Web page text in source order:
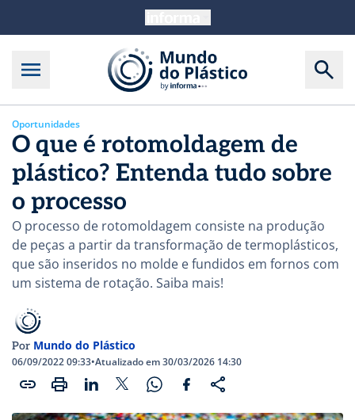
Oportunidades
O que é rotomoldagem de
plástico? Entenda tudo sobre
o processo
O processo de rotomoldagem consiste na produção
de peças a partir da transformação de termoplásticos,
que são inseridos no molde e fundidos em fornos com
um sistema de rotação. Saiba mais!
Por Mundo do Plástico
06/09/2022 09:33•Atualizado em 30/03/2026 14:30